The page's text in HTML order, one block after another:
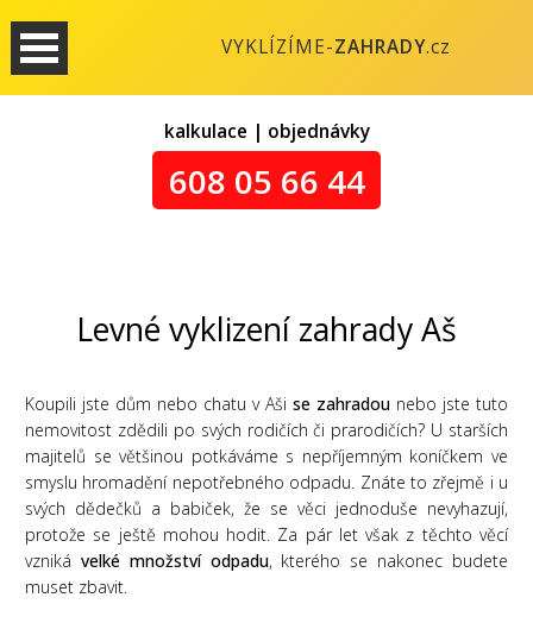
VYKLÍZÍME-ZAHRADY.cz
kalkulace | objednávky
608 05 66 44
Levné vyklizení zahrady Aš
Koupili jste dům nebo chatu v Aši se zahradou nebo jste tuto
nemovitost zdědili po svých rodičích či prarodičích? U starších
majitelů se většinou potkáváme s nepříjemným koníčkem ve
smyslu hromadění nepotřebného odpadu. Znáte to zřejmě i u
svých dědečků a babiček, že se věci jednoduše nevyhazují,
protože se ještě mohou hodit. Za pár let však z těchto věcí
vzniká velké množství odpadu, kterého se nakonec budete
muset zbavit.